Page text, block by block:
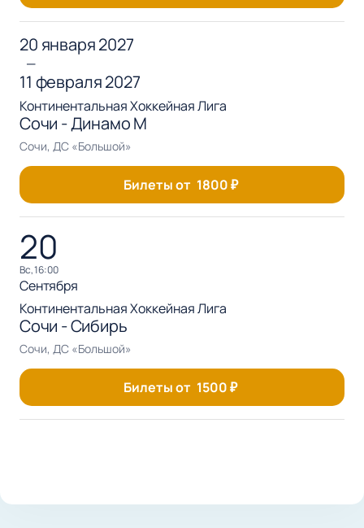
20 января 2027
—
11 февраля 2027
Континентальная Хоккейная Лига
Сочи - Динамо М
Сочи, ДС «Большой»
Билеты от 1800₽
20
вс, 16:00
Сентября
Континентальная Хоккейная Лига
Сочи - Сибирь
Сочи, ДС «Большой»
Билеты от 1500₽